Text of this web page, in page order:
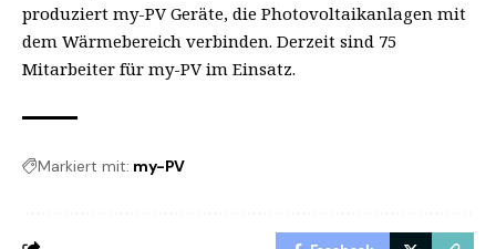
produziert my-PV Geräte, die Photovoltaikanlagen mit
dem Wärmebereich verbinden. Derzeit sind 75
Mitarbeiter für my-PV im Einsatz.
Markiert mit: my-PV